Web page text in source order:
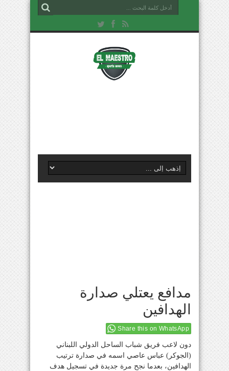
مدافع يعتلي صدارة
الهدافين
Share this on WhatsApp
دون لاعب فريق شباب الساحل الدولي اللبناني
(الجوكر) عباس عاصي اسمه في صدارة ترتيب
الهدافين، بعدما نجح مرة جديدة في تسجيل هدف